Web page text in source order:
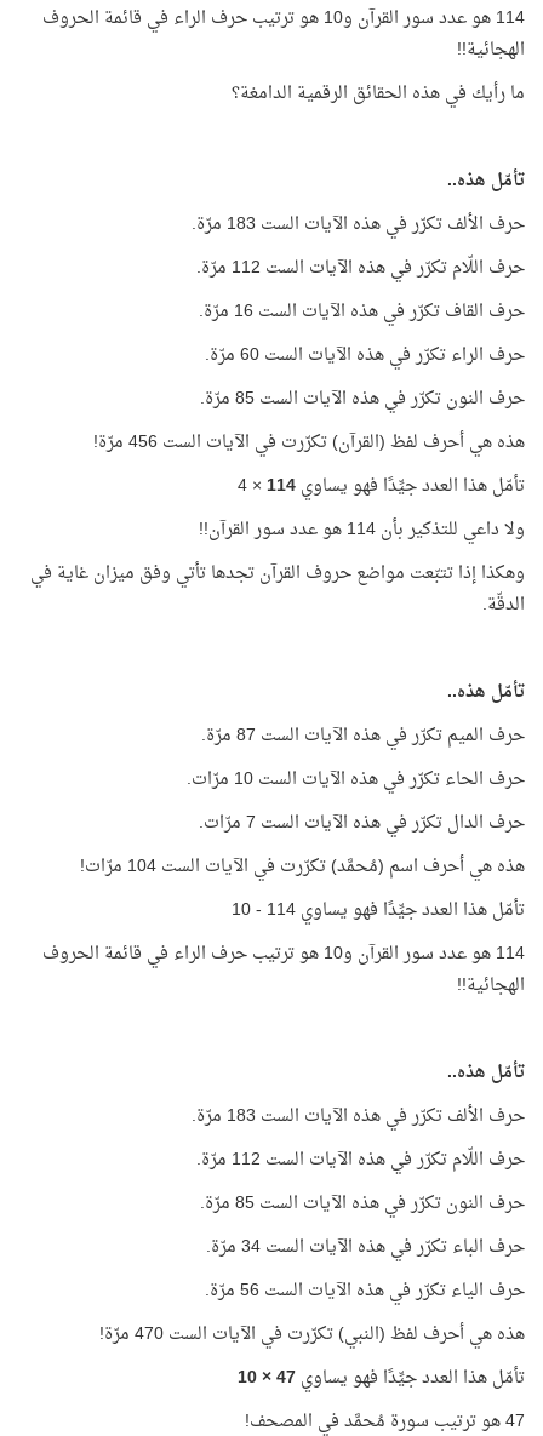
114 هو عدد سور القرآن و10 هو ترتيب حرف الراء في قائمة الحروف
الهجائية!!
ما رأيك في هذه الحقائق الرقمية الدامغة؟
تأمّل هذه..
حرف الألف تكرّر في هذه الآيات الست 183 مرّة.
حرف اللّام تكرّر في هذه الآيات الست 112 مرّة.
حرف القاف تكرّر في هذه الآيات الست 16 مرّة.
حرف الراء تكرّر في هذه الآيات الست 60 مرّة.
حرف النون تكرّر في هذه الآيات الست 85 مرّة.
هذه هي أحرف لفظ (القرآن) تكرّرت في الآيات الست 456 مرّة!
تأمّل هذا العدد جيِّدًا فهو يساوي114
× 4
ولا داعي للتذكير بأن 114 هو عدد سور القرآن!!
وهكذا إذا تتبّعت مواضع حروف القرآن تجدها تأتي وفق ميزان غاية في
الدقّة.
تأمّل هذه..
حرف الميم تكرّر في هذه الآيات الست 87 مرّة.
حرف الحاء تكرّر في هذه الآيات الست 10 مرّات.
حرف الدال تكرّر في هذه الآيات الست 7 مرّات.
هذه هي أحرف اسم (مُحمَّد) تكرّرت في الآيات الست 104 مرّات!
تأمّل هذا العدد جيِّدًا فهو يساوي 114 - 10
114 هو عدد سور القرآن و10 هو ترتيب حرف الراء في قائمة الحروف
الهجائية!!
تأمّل هذه..
حرف الألف تكرّر في هذه الآيات الست 183 مرّة.
حرف اللّام تكرّر في هذه الآيات الست 112 مرّة.
حرف النون تكرّر في هذه الآيات الست 85 مرّة.
حرف الباء تكرّر في هذه الآيات الست 34 مرّة.
حرف الياء تكرّر في هذه الآيات الست 56 مرّة.
هذه هي أحرف لفظ (النبي) تكرّرت في الآيات الست 470 مرّة!
تأمّل هذا العدد جيِّدًا فهو يساوي47
× 10
47 هو ترتيب سورة مُحمَّد في المصحف!